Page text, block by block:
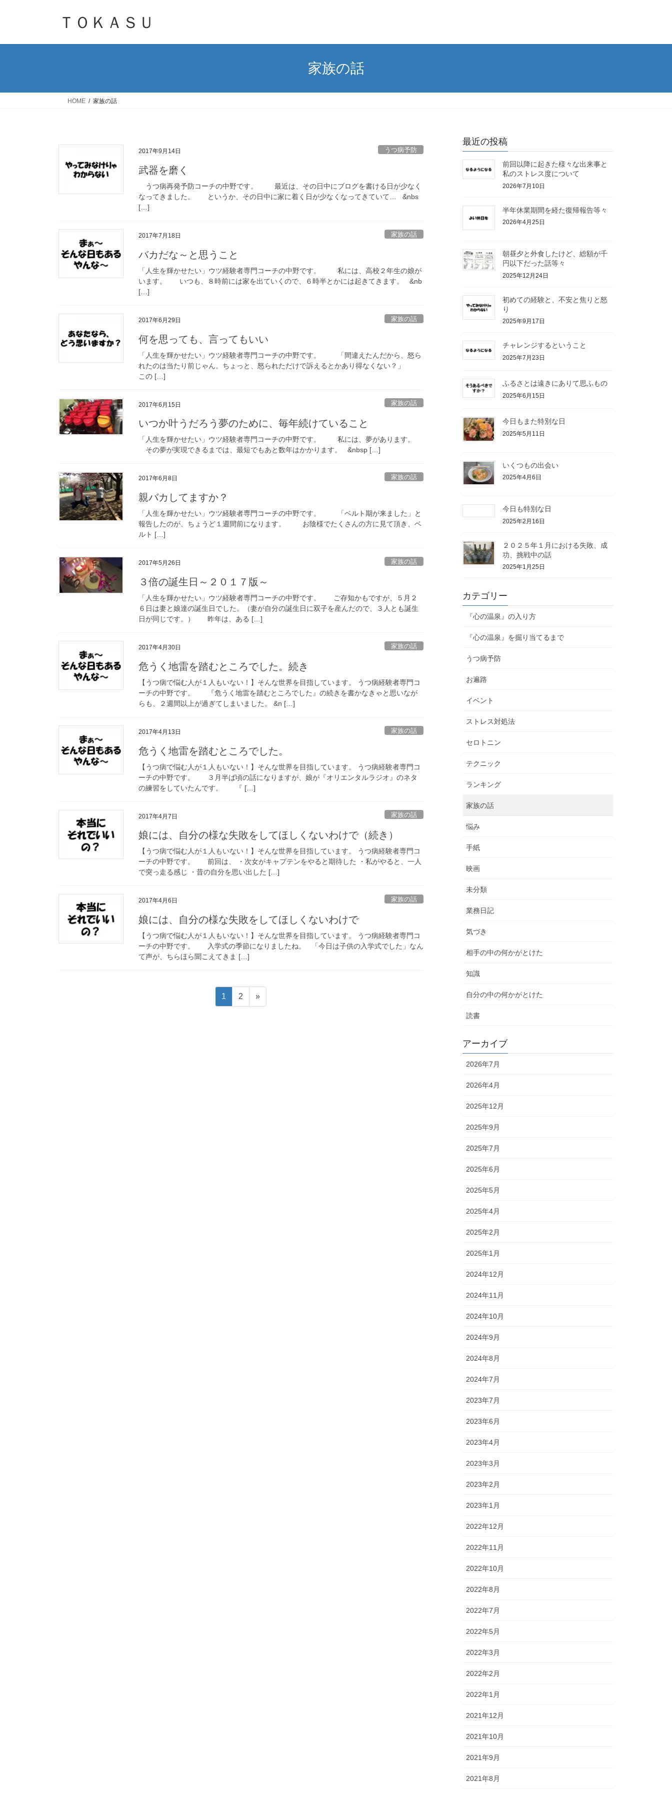
ＴＯＫＡＳＵ
家族の話
HOME 家族の話
2017年9月14日 うつ病予防
武器を磨く
うつ病再発予防コーチの中野です。 最近は、その日中にブログを書ける日が少なく
なってきました。 というか、その日中に家に着く日が少なくなってきていて… &nbs
[…]
2017年7月18日 家族の話
バカだな～と思うこと
「人生を輝かせたい」ウツ経験者専門コーチの中野です。 私には、高校２年生の娘が
います。 いつも、８時前には家を出ていくので、６時半とかには起きてきます。 &nb
[…]
2017年6月29日 家族の話
何を思っても、言ってもいい
「人生を輝かせたい」ウツ経験者専門コーチの中野です。 「間違えたんだから、怒ら
れたのは当たり前じゃん。ちょっと、怒られただけで訴えるとかあり得なくない？」
この […]
2017年6月15日 家族の話
いつか叶うだろう夢のために、毎年続けていること
「人生を輝かせたい」ウツ経験者専門コーチの中野です。 私には、夢があります。
その夢が実現できるまでは、最短でもあと数年はかかります。 &nbsp […]
2017年6月8日 家族の話
親バカしてますか？
「人生を輝かせたい」ウツ経験者専門コーチの中野です。 「ベルト期が来ました」と
報告したのが、ちょうど１週間前になります。 お陰様でたくさんの方に見て頂き、ベ
ルト […]
2017年5月26日 家族の話
３倍の誕生日～２０１７版～
「人生を輝かせたい」ウツ経験者専門コーチの中野です。 ご存知かもですが、５月２
６日は妻と娘達の誕生日でした。（妻が自分の誕生日に双子を産んだので、３人とも誕生
日が同じです。） 昨年は、ある […]
2017年4月30日 家族の話
危うく地雷を踏むところでした。続き
【うつ病で悩む人が１人もいない！】そんな世界を目指しています。 うつ病経験者専門コ
ーチの中野です。 『危うく地雷を踏むところでした』の続きを書かなきゃと思いなが
らも、２週間以上が過ぎてしまいました。 &n […]
2017年4月13日 家族の話
危うく地雷を踏むところでした。
【うつ病で悩む人が１人もいない！】そんな世界を目指しています。 うつ病経験者専門コ
ーチの中野です。 ３月半ば頃の話になりますが、娘が『オリエンタルラジオ』のネタ
の練習をしていたんです。 『 […]
2017年4月7日 家族の話
娘には、自分の様な失敗をしてほしくないわけで（続き）
【うつ病で悩む人が１人もいない！】そんな世界を目指しています。 うつ病経験者専門コ
ーチの中野です。 前回は、 ・次女がキャプテンをやると期待した ・私がやると、一人
で突っ走る感じ ・昔の自分を思い出した […]
2017年4月6日 家族の話
娘には、自分の様な失敗をしてほしくないわけで
【うつ病で悩む人が１人もいない！】そんな世界を目指しています。 うつ病経験者専門コ
ーチの中野です。 入学式の季節になりましたね。 「今日は子供の入学式でした」なん
て声が、ちらほら聞こえてきま […]
固
定
1
固
定
2 »
最近の投稿
前回以降に起きた様々な出来事と
私のストレス度について
2026年7月10日
半年休業期間を経た復帰報告等々
2026年4月25日
朝昼夕と外食したけど、総額が千
円以下だった話等々
2025年12月24日
初めての経験と、不安と焦りと怒
り
2025年9月17日
チャレンジするということ
2025年7月23日
ふるさとは遠きにありて思ふもの
2025年6月15日
今日もまた特別な日
2025年5月11日
いくつもの出会い
2025年4月6日
今日も特別な日
2025年2月16日
２０２５年１月における失敗、成
功、挑戦中の話
2025年1月25日
カテゴリー
『心の温泉』の入り方
『心の温泉』を掘り当てるまで
うつ病予防
お遍路
イベント
ストレス対処法
セロトニン
テクニック
ランキング
家族の話
悩み
手紙
映画
未分類
業務日記
気づき
相手の中の何かがとけた
知識
自分の中の何かがとけた
読書
アーカイブ
2026年7月
2026年4月
2025年12月
2025年9月
2025年7月
2025年6月
2025年5月
2025年4月
2025年2月
2025年1月
2024年12月
2024年11月
2024年10月
2024年9月
2024年8月
2024年7月
2023年7月
2023年6月
2023年4月
2023年3月
2023年2月
2023年1月
2022年12月
2022年11月
2022年10月
2022年8月
2022年7月
2022年5月
2022年3月
2022年2月
2022年1月
2021年12月
2021年10月
2021年9月
2021年8月